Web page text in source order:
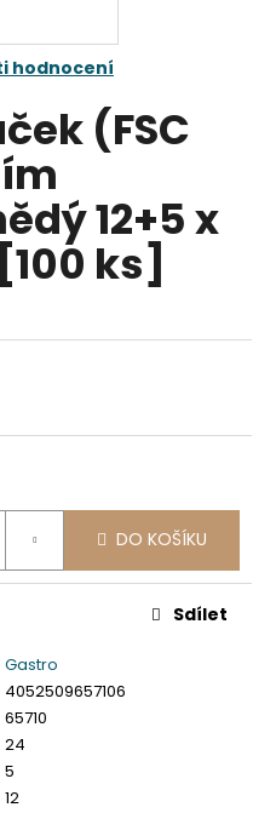
hodnocení
(FSC
12+5 x
ks]
DO KOŠÍKU
Gastro
4052509657106
65710
24
5
12
Sdílet